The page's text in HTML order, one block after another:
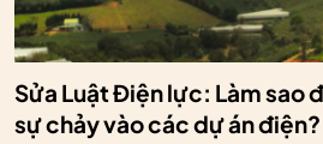
Sửa Luật Điện lực: Làm sao
sự chảy vào các dự án điện?